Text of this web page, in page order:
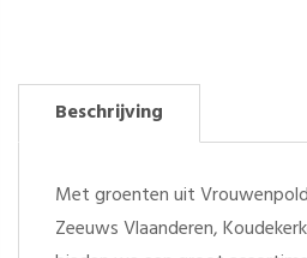
Beschrijving
Met groenten uit
Zeeuws Vlaanderen,